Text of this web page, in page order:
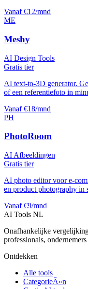
Vanaf €12/mnd
ME
Meshy
AI Design Tools
Gratis tier
AI text-to-3D generator.
of een referentiefoto in
Vanaf €18/mnd
PH
PhotoRoom
AI Afbeeldingen
Gratis tier
AI photo editor voor e-
en product photography in
Vanaf €9/mnd
AI Tools NL
Onafhankelijke
professionals,
Ontdekken
Alle tools
CategorieÃ«n